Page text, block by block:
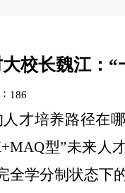
校长魏江：“
186
才培养路径在
型”未来人
全学分制状态下